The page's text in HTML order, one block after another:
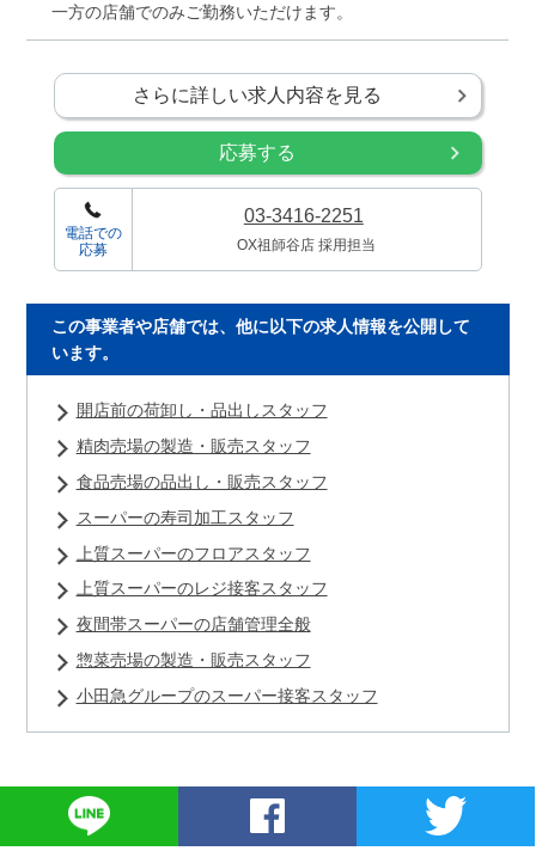
一方の店舗でのみご勤務いただけます。
さらに詳しい求人内容を見る
応募する
電話での
応募
03-3416-2251
OX祖師谷店 採用担当
この事業者や店舗では、他に以下の求人情報を公開して
います。
開店前の荷卸し・品出しスタッフ
精肉売場の製造・販売スタッフ
食品売場の品出し・販売スタッフ
スーパーの寿司加工スタッフ
上質スーパーのフロアスタッフ
上質スーパーのレジ接客スタッフ
夜間帯スーパーの店舗管理全般
惣菜売場の製造・販売スタッフ
小田急グループのスーパー接客スタッフ